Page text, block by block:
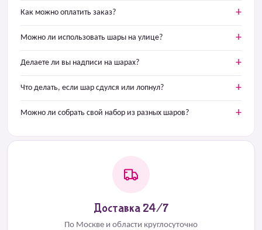
Как можно оплатить заказ?
Можно ли использовать шары на улице?
Делаете ли вы надписи на шарах?
Что делать, если шар сдулся или лопнул?
Можно ли собрать свой набор из разных шаров?
Доставка 24/7
По Москве и области круглосуточно